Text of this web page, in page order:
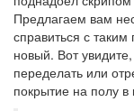
Предлагаем вам
справиться с
новый. Вот
переделать или
покрытие на полу